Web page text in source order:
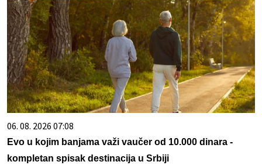
06. 08. 2026 07:08
Evo u kojim banjama važi vaučer od 10.000 dinara -
kompletan spisak destinacija u Srbiji